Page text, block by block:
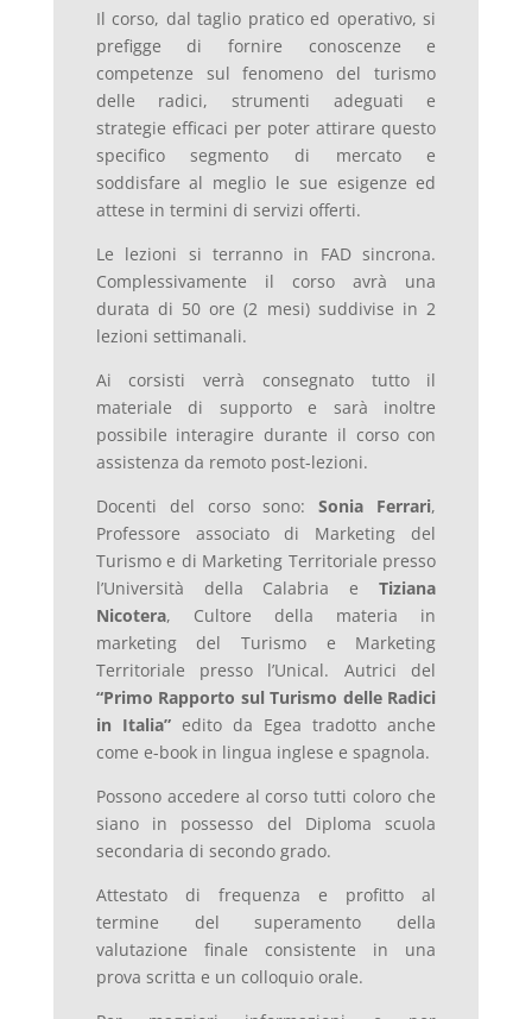
Il corso, dal taglio pratico ed operativo, si
prefigge di fornire conoscenze e
competenze sul fenomeno del turismo
delle radici, strumenti adeguati e
strategie efficaci per poter attirare questo
specifico segmento di mercato e
soddisfare al meglio le sue esigenze ed
attese in termini di servizi offerti.
Le lezioni si terranno in FAD sincrona.
Complessivamente il corso avrà una
durata di 50 ore (2 mesi) suddivise in 2
lezioni settimanali.
Ai corsisti verrà consegnato tutto il
materiale di supporto e sarà inoltre
possibile interagire durante il corso con
assistenza da remoto post-lezioni.
Docenti del corso sono:Sonia Ferrari,
Professore associato di Marketing del
Turismo e di Marketing Territoriale presso
l’Università della Calabria eTiziana
Nicotera, Cultore della materia in
marketing del Turismo e Marketing
Territoriale presso l’Unical. Autrici del
“Primo Rapporto sul Turismo delle Radici
in Italia”edito da Egea tradotto anche
come e-book in lingua inglese e spagnola.
Possono accedere al corso tutti coloro che
siano in possesso del Diploma scuola
secondaria di secondo grado.
Attestato di frequenza e profitto al
termine del superamento della
valutazione finale consistente in una
prova scritta e un colloquio orale.